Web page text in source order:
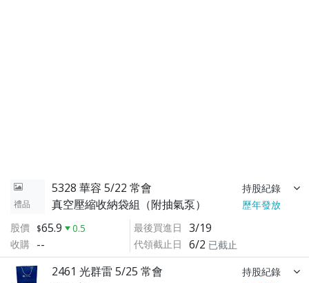
禮品
5328 華容 5/22 常會 持股紀錄
真空壓縮收納袋組（附抽氣泵）
歷年發放
股價
65.9
0.5
收購 --
最後買進日 3/19
代領截止日 6/2 已截止
2461 光群雷 5/25 常會 持股紀錄